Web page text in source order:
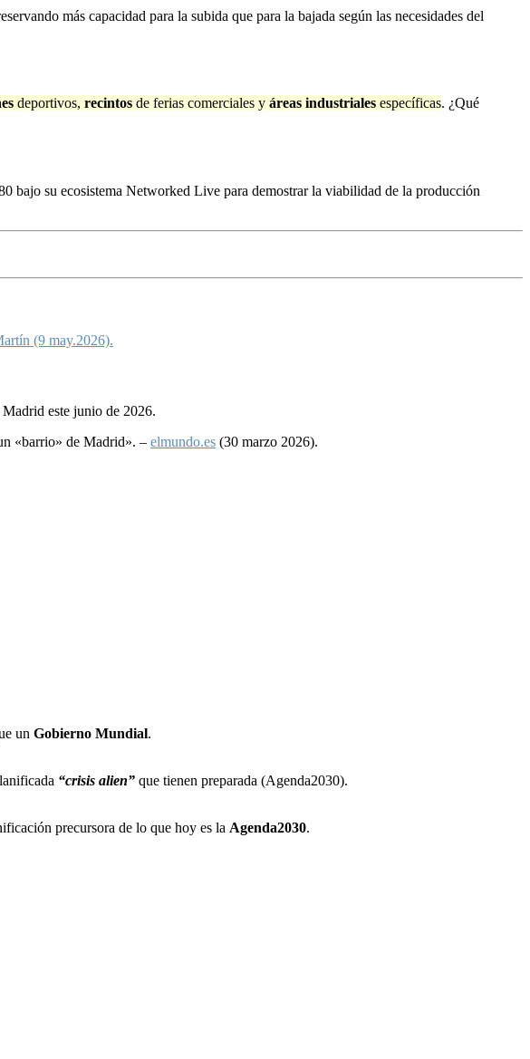
más capacidad para la subida que para la bajada según las necesidades del
deportivos, recintos de ferias comerciales y áreas industriales específicas. ¿Qué
bajo su ecosistema Networked Live para demostrar la viabilidad de la producción
(9 may.2026).
este junio de 2026.
«barrio» de Madrid». – elmundo.es (30 marzo 2026).
un Gobierno Mundial.
“crisis alien” que tienen preparada (Agenda2030).
precursora de lo que hoy es la Agenda2030.